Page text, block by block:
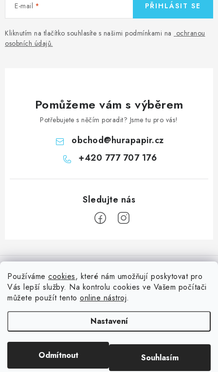
Používáme cookies, které nám umožňují poskytovat pro
Vás lepší služby. Na kontrolu cookies ve Vašem počítači
můžete použít tento online nástroj.
Nastavení
Odmítnout Souhlasím
E-mail
Kliknutím na tlačítko souhlasíte s našimi podmínkami na ochranou
osobních údajů.
PŘIHLÁSIT SE
Pomůžeme vám s výběrem
Potřebujete s něčím poradit? Jsme tu pro vás!
obchod@hurapapir.cz
+420 777 707 176
á
Doprava
Oblíbené ♥️
Hodnocení obchodu
Nepřehlédněte
Blog s nápady a návody
Slovník pojmů, české návody
Reklamace a vrácení zboží
Vytvořil Shoptet
. Všechna práva vyhrazena.Upravit nastavení